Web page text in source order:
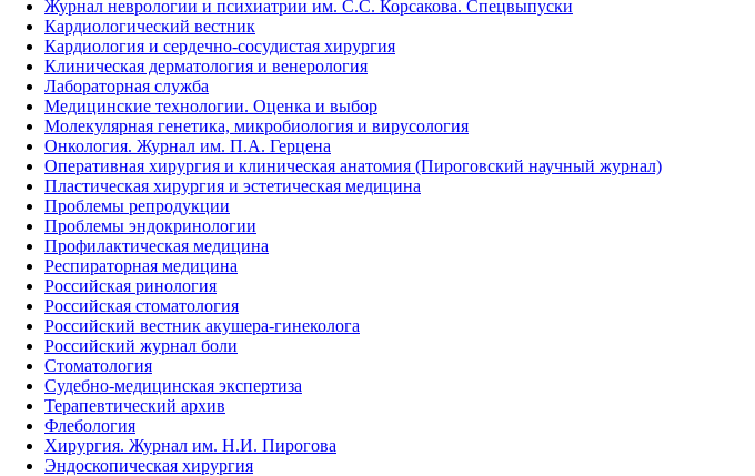
Журнал неврологии и психиатрии им. С.С. Корсакова. Спецвыпуски
Кардиологический вестник
Кардиология и сердечно-сосудистая хирургия
Клиническая дерматология и венерология
Лабораторная служба
Медицинские технологии. Оценка и выбор
Молекулярная генетика, микробиология и вирусология
Онкология. Журнал им. П.А. Герцена
Оперативная хирургия и клиническая анатомия (Пироговский научный журнал)
Пластическая хирургия и эстетическая медицина
Проблемы репродукции
Проблемы эндокринологии
Профилактическая медицина
Респираторная медицина
Российская ринология
Российская стоматология
Российский вестник акушера-гинеколога
Российский журнал боли
Стоматология
Судебно-медицинская экспертиза
Терапевтический архив
Флебология
Хирургия. Журнал им. Н.И. Пирогова
Эндоскопическая хирургия